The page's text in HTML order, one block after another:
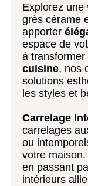
Explorez une
grès cérame
apporter
espace de
à transformer
cuisine, nos
solutions
les styles et
Carrelage
carrelages
ou
votre
en passant
intérieurs